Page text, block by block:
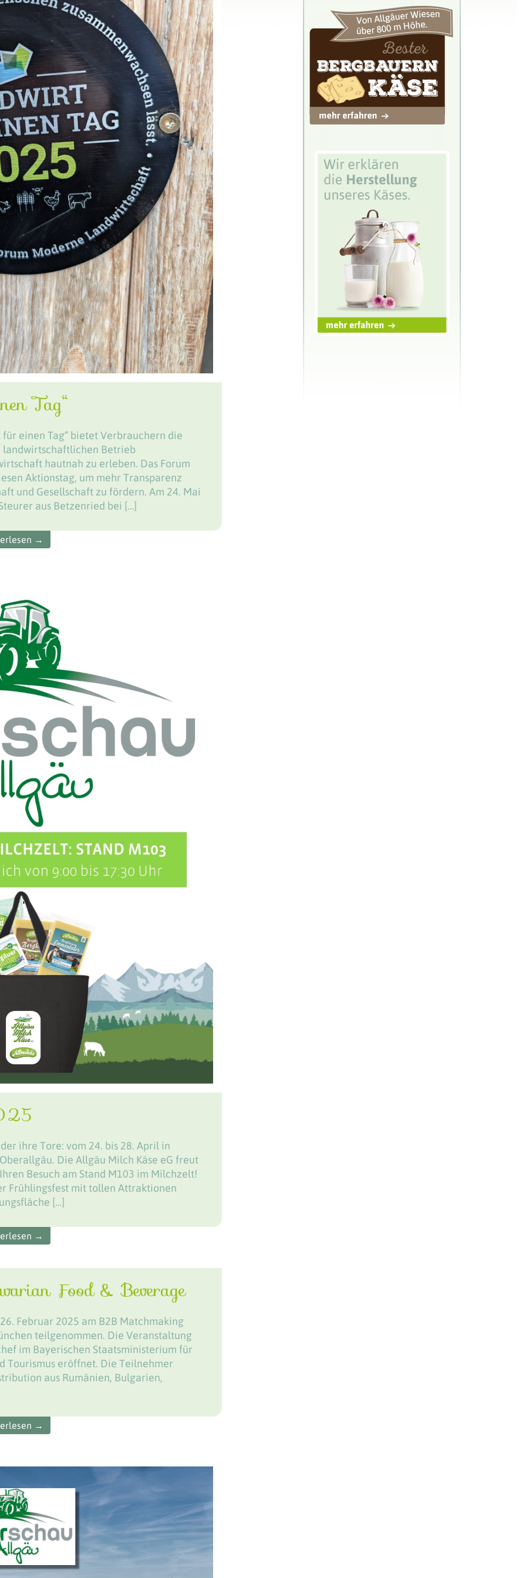
Tag“
einen Tag“ bietet Verbrauchern die
landwirtschaftlichen Betrieb
hautnah zu erleben. Das Forum
Aktionstag, um mehr Transparenz
und Gesellschaft zu fördern. Am 24. Mai
aus Betzenried bei […]
→
ihre Tore: vom 24. bis 28. April in
Die Allgäu Milch Käse eG freut
Besuch am Stand M103 im Milchzelt!
Frühlingsfest mit tollen Attraktionen
[…]
→
Food & Beverage
Februar 2025 am B2B Matchmaking
teilgenommen. Die Veranstaltung
im Bayerischen Staatsministerium für
Tourismus eröffnet. Die Teilnehmer
aus Rumänien, Bulgarien,
→